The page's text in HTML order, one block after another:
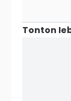
Tonton